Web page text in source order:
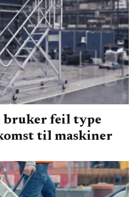
bruker feil type
til maskiner